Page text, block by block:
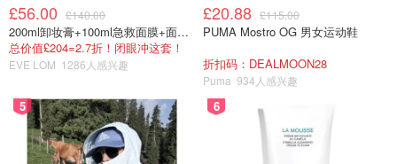
£56.00 £140.00
200ml卸妆膏+100ml急救面膜+面霜+洁颜布
总价值£204=2.7折！闭眼冲这套！
EVE LOM 1286人感兴趣
£20.88 £115.00
PUMA Mostro OG 男女运动鞋
折扣码：DEALMOON28
Puma 934人感兴趣
5 6